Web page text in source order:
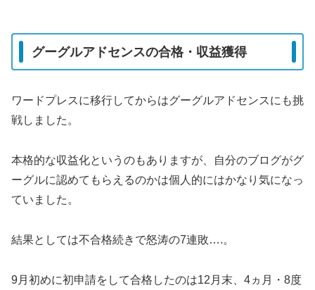
グーグルアドセンスの合格・収益獲得
ワードプレスに移行してからはグーグルアドセンスにも挑
戦しました。
本格的な収益化というのもありますが、自分のブログがグ
ーグルに認めてもらえるのかは個人的にはかなり気になっ
ていました。
結果としては不合格続きで怒涛の7連敗….。
9月初めに初申請をして合格したのは12月末、4ヵ月・8度